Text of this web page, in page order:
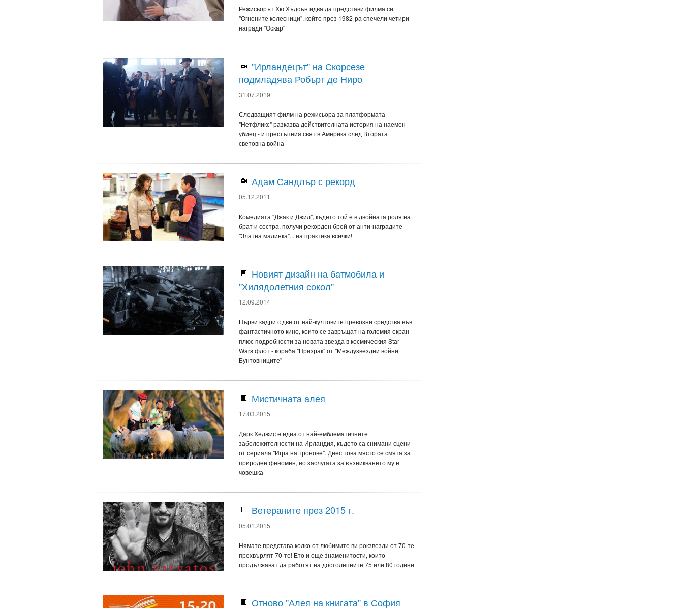
Режисьорът Хю Хъдсън идва да представи филма си
"Огнените колесници", който през 1982-ра спечели четири
награди "Оскар"
"Ирландецът" на Скорсезе
подмладява Робърт де Ниро
31.07.2019
Следващият филм на режисьора за платформата
"Нетфликс" разказва действителната история на наемен
убиец - и престъпния свят в Америка след Втората
световна война
Адам Сандлър с рекорд
05.12.2011
Комедията "Джак и Джил", където той е в двойната роля на
брат и сестра, получи рекорден брой от анти-наградите
"Златна малинка"... на практика всички!
Новият дизайн на батмобила и
"Хилядолетния сокол"
12.09.2014
Първи кадри с две от най-култовите превозни средства във
фантастичното кино, които се завръщат на големия екран -
плюс подробности за новата звезда в космическия Star
Wars флот - кораба "Призрак" от "Междузвездни войни
Бунтовниците"
Мистичната алея
17.03.2015
Дарк Хеджис е една от най-емблематичните
забележителности на Ирландия, където са снимани сцени
от сериала "Игра на тронове". Днес това място се смята за
природен феномен, но заслугата за възникването му е
човешка
Ветераните през 2015 г.
05.01.2015
Нямате представа колко от любимите ви рокзвезди от 70-те
прехвърлят 70-те! Ето и още знаменитости, които
продължават да работят на достолепните 75 или 80 години
Отново "Алея на книгата" в София